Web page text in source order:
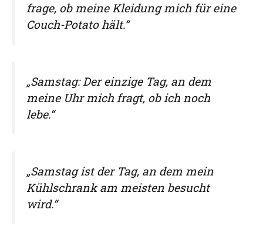
frage, ob meine Kleidung mich für eine
Couch-Potato hält.“
„Samstag: Der einzige Tag, an dem
meine Uhr mich fragt, ob ich noch
lebe.“
„Samstag ist der Tag, an dem mein
Kühlschrank am meisten besucht
wird.“